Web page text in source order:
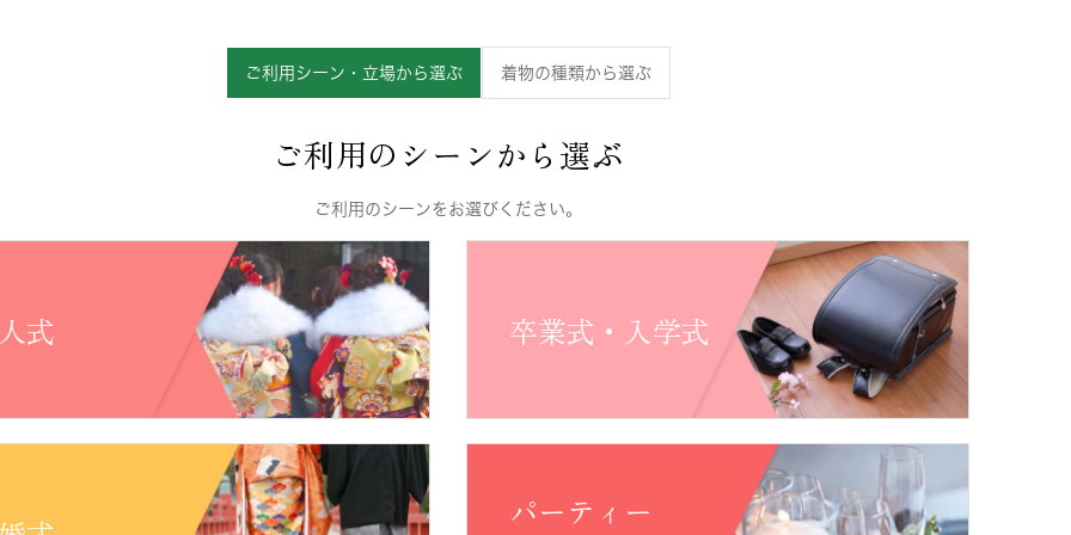
ご利用シーン・立場から選ぶ 着物の種類から選ぶ
ご利用のシーンから選ぶ
ご利用のシーンをお選びください。
式 卒業式・入学式
パーティー